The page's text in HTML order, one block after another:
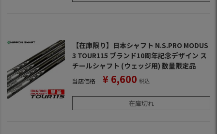
【在庫限り】日本シャフト N.S.PRO MODUS
3 TOUR115 ブランド10周年記念デザイン ス
チールシャフト (ウェッジ用) 数量限定品
当店価格 ¥ 6,600 税込
在庫切れ